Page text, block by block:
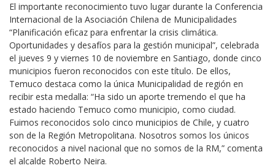
El importante reconocimiento tuvo lugar durante la Conferencia
Internacional de la Asociación Chilena de Municipalidades
“Planificación eficaz para enfrentar la crisis climática.
Oportunidades y desafíos para la gestión municipal”, celebrada
el jueves 9 y viernes 10 de noviembre en Santiago, donde cinco
municipios fueron reconocidos con este título. De ellos,
Temuco destaca como la única Municipalidad de región en
recibir esta medalla: “Ha sido un aporte tremendo el que ha
estado haciendo Temuco como municipio, como ciudad.
Fuimos reconocidos solo cinco municipios de Chile, y cuatro
son de la Región Metropolitana. Nosotros somos los únicos
reconocidos a nivel nacional que no somos de la RM,” comenta
el alcalde Roberto Neira.